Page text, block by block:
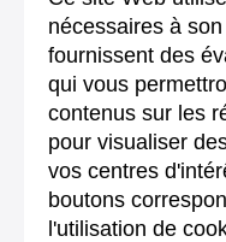
nécessaires à
fournissent des
qui vous
contenus sur les
pour visualiser
vos centres
boutons
l'utilisation de